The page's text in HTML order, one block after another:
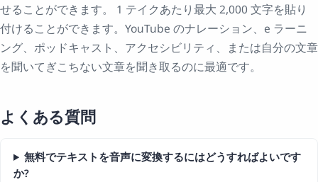
せることができます。 1 テイクあたり最大 2,000 文字を貼り
付けることができます。YouTube のナレーション、e ラーニ
ング、ポッドキャスト、アクセシビリティ、または自分の文章
を聞いてぎこちない文章を聞き取るのに最適です。
よくある質問
無料でテキストを音声に変換するにはどうすればよいです
か?